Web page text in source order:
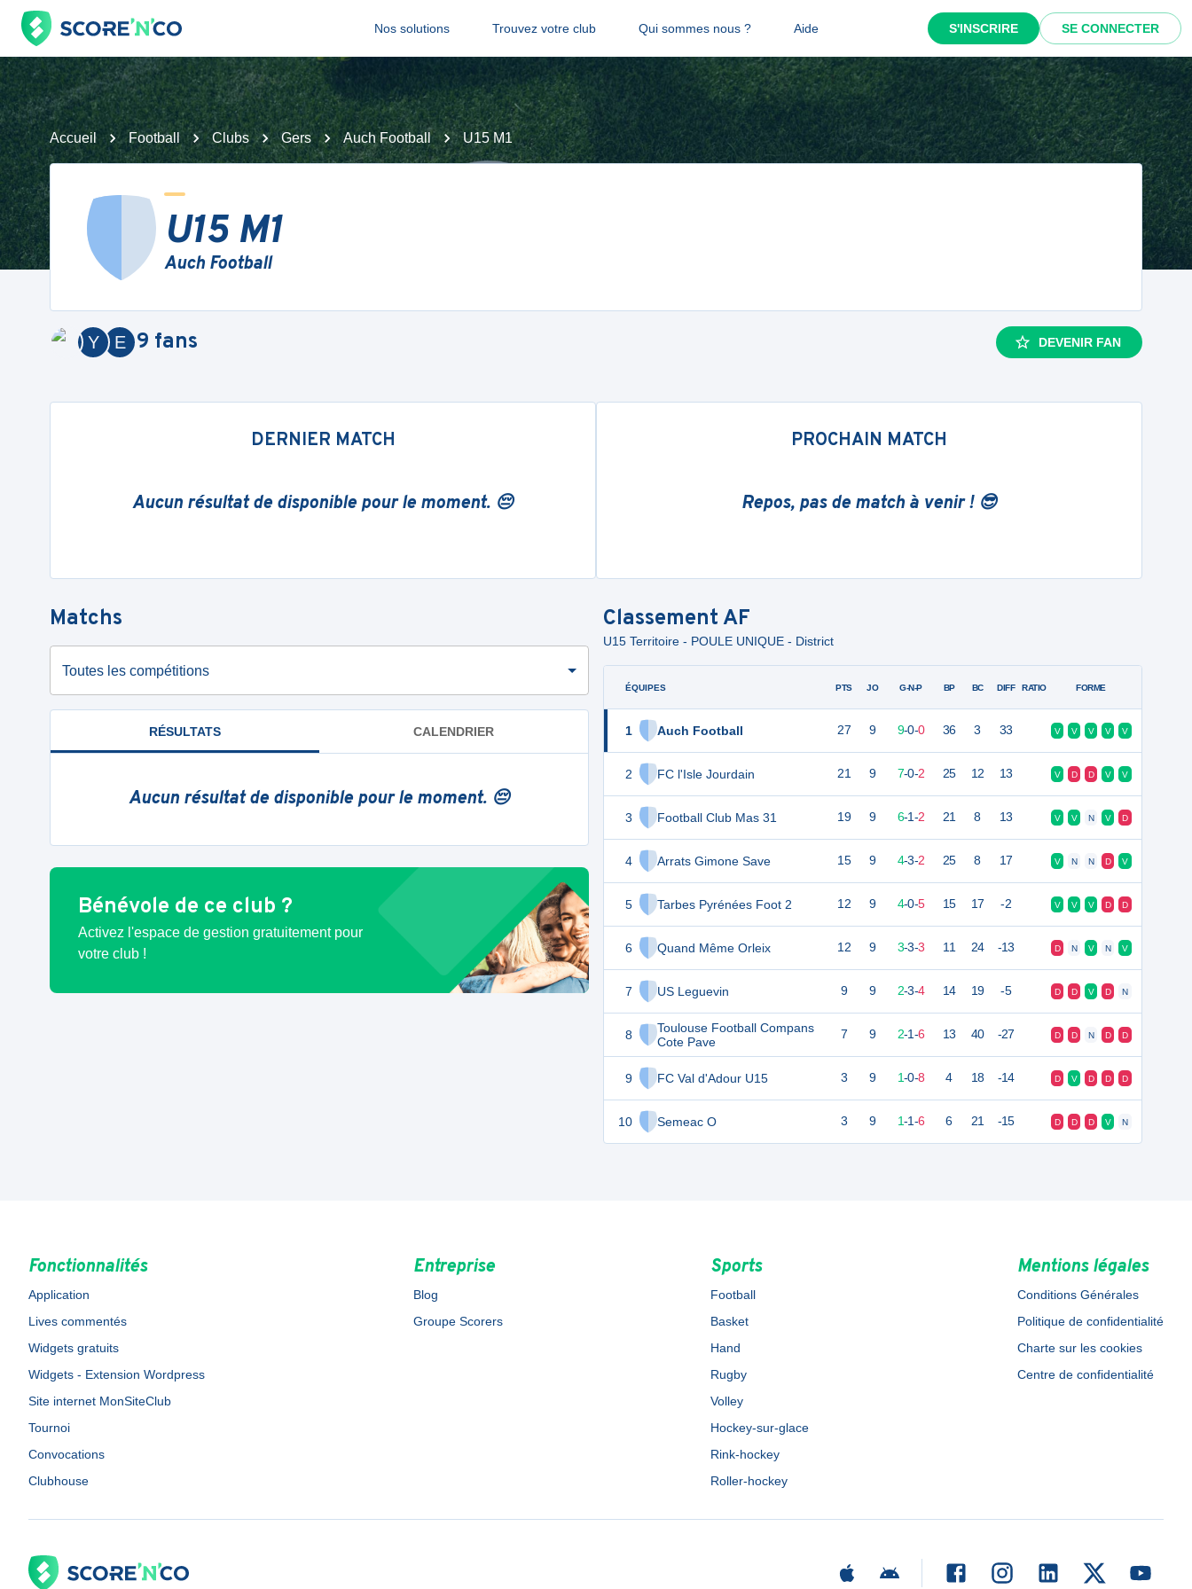
Nos solutions Trouvez votre club Qui sommes nous ? Aide S'INSCRIRE SE CONNECTER
Accueil Football Clubs Gers Auch Football U15 M1
U15 M1
Auch Football
E
Y 9 fans DEVENIR FAN
DERNIER MATCH
Aucun résultat de disponible pour le moment. 😔
PROCHAIN MATCH
Repos, pas de match à venir ! 😎
Matchs
Toutes les compétitions
RÉSULTATS CALENDRIER
Aucun résultat de disponible pour le moment. 😔
Bénévole de ce club ?
Activez l'espace de gestion gratuitement pour
votre club !
Classement AF
U15 Territoire - POULE UNIQUE - District
ÉQUIPES
1 Auch Football
2 FC l'Isle Jourdain
3 Football Club Mas 31
4 Arrats Gimone Save
5 Tarbes Pyrénées Foot 2
6 Quand Même Orleix
7 US Leguevin
8
Toulouse Football Compans
Cote Pave
9 FC Val d'Adour U15
10 Semeac O
PTS JO G-N-P BP BC DIFF RATIO FORME
27 9 9-0-0 36 3 33 V V V V V
21 9 7-0-2 25 12 13 V D D V V
19 9 6-1-2 21 8 13 V V N V D
15 9 4-3-2 25 8 17 V N N D V
12 9 4-0-5 15 17 -2 V V V D D
12 9 3-3-3 11 24 -13 D N V N V
9 9 2-3-4 14 19 -5 D D V D N
7 9 2-1-6 13 40 -27 D D N D D
3 9 1-0-8 4 18 -14 D V D D D
3 9 1-1-6 6 21 -15 D D D V N
Fonctionnalités
Application
Lives commentés
Widgets gratuits
Widgets - Extension Wordpress
Site internet MonSiteClub
Tournoi
Convocations
Clubhouse
Entreprise
Blog
Groupe Scorers
Sports
Football
Basket
Hand
Rugby
Volley
Hockey-sur-glace
Rink-hockey
Roller-hockey
Mentions légales
Conditions Générales
Politique de confidentialité
Charte sur les cookies
Centre de confidentialité